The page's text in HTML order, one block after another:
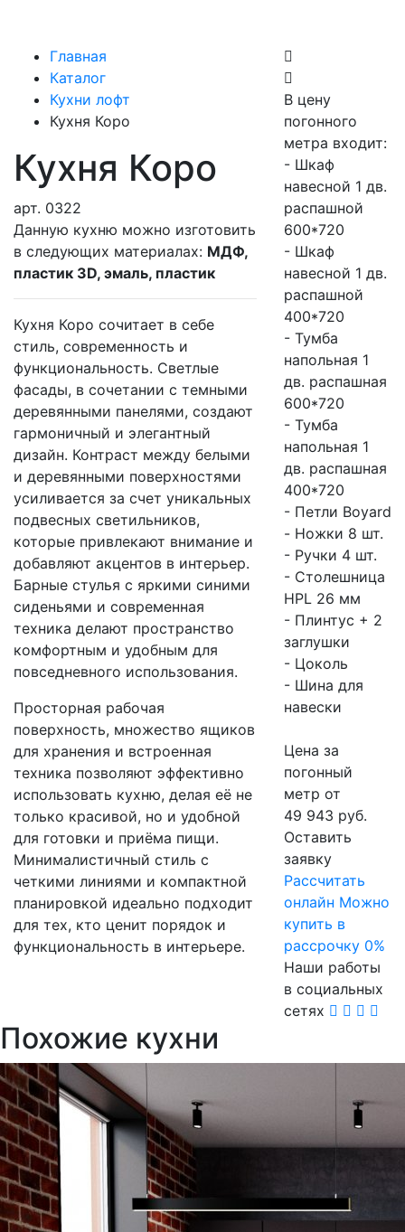
Главная
Каталог
Кухни лофт
Кухня Коро
Кухня Коро
арт. 0322
Данную кухню можно изготовить
в следующих материалах: МДФ,
пластик 3D, эмаль, пластик
Кухня Коро сочитает в себе
стиль, современность и
функциональность. Светлые
фасады, в сочетании с темными
деревянными панелями, создают
гармоничный и элегантный
дизайн. Контраст между белыми
и деревянными поверхностями
усиливается за счет уникальных
подвесных светильников,
которые привлекают внимание и
добавляют акцентов в интерьер.
Барные стулья с яркими синими
сиденьями и современная
техника делают пространство
комфортным и удобным для
повседневного использования.
Просторная рабочая
поверхность, множество ящиков
для хранения и встроенная
техника позволяют эффективно
использовать кухню, делая её не
только красивой, но и удобной
для готовки и приёма пищи.
Минималистичный стиль с
четкими линиями и компактной
планировкой идеально подходит
для тех, кто ценит порядок и
функциональность в интерьере.
В цену
погонного
метра входит:
- Шкаф
навесной 1 дв.
распашной
600*720
- Шкаф
навесной 1 дв.
распашной
400*720
- Тумба
напольная 1
дв. распашная
600*720
- Тумба
напольная 1
дв. распашная
400*720
- Петли Boyard
- Ножки 8 шт.
- Ручки 4 шт.
- Столешница
HPL 26 мм
- Плинтус + 2
заглушки
- Цоколь
- Шина для
навески
Цена за
погонный
метр от
49 943 руб.
Оставить
заявку
Расcчитать
онлайн Можно
купить в
рассрочку 0%
Наши работы
в социальных
сетях
Похожие кухни